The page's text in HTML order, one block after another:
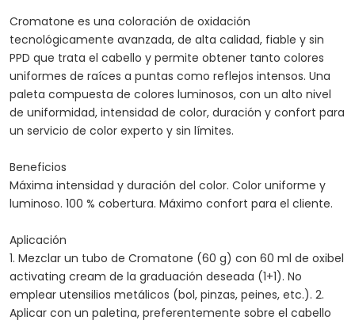
Cromatone es una coloración de oxidación
tecnológicamente avanzada, de alta calidad, fiable y sin
PPD que trata el cabello y permite obtener tanto colores
uniformes de raíces a puntas como reflejos intensos. Una
paleta compuesta de colores luminosos, con un alto nivel
de uniformidad, intensidad de color, duración y confort para
un servicio de color experto y sin límites.
Beneficios
Máxima intensidad y duración del color. Color uniforme y
luminoso. 100 % cobertura. Máximo confort para el cliente.
Aplicación
1. Mezclar un tubo de Cromatone (60 g) con 60 ml de oxibel
activating cream de la graduación deseada (1+1). No
emplear utensilios metálicos (bol, pinzas, peines, etc.). 2.
Aplicar con un paletina, preferentemente sobre el cabello